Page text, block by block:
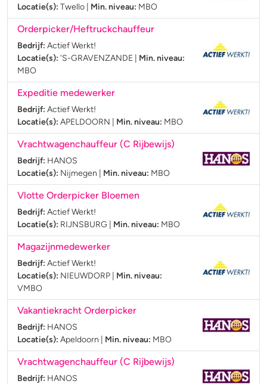
Locatie(s): Twello Min. niveau: MBO
Orderpicker/Heftruckchauffeur
Bedrijf: Actief Werkt!
Locatie(s): 'S-GRAVENZANDE
Min. niveau:
MBO
Expeditie medewerker
Bedrijf: Actief Werkt!
Locatie(s): APELDOORN Min. niveau: MBO
Vrachtwagenchauffeur (C Rijbewijs)
Bedrijf: HANOS
Locatie(s): Nijmegen Min. niveau: MBO
Vlotte Orderpicker Bloemen
Bedrijf: Actief Werkt!
Locatie(s): RIJNSBURG Min. niveau: MBO
Magazijnmedewerker
Bedrijf: Actief Werkt!
Locatie(s): NIEUWDORP
Min. niveau:
VMBO
Vakantiekracht Orderpicker
Bedrijf: HANOS
Locatie(s): Apeldoorn Min. niveau: MBO
Vrachtwagenchauffeur (C Rijbewijs)
Bedrijf: HANOS